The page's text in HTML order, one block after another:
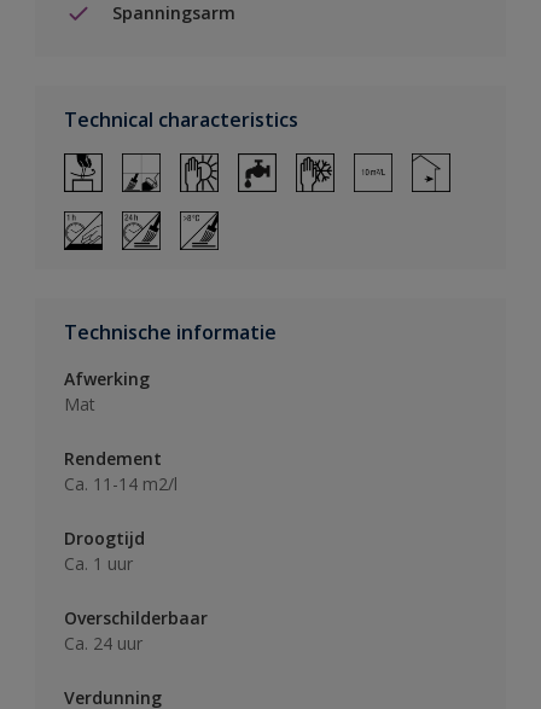
Spanningsarm
Technical characteristics
Technische informatie
Afwerking
Mat
Rendement
Ca. 11-14 m2/l
Droogtijd
Ca. 1 uur
Overschilderbaar
Ca. 24 uur
Verdunning